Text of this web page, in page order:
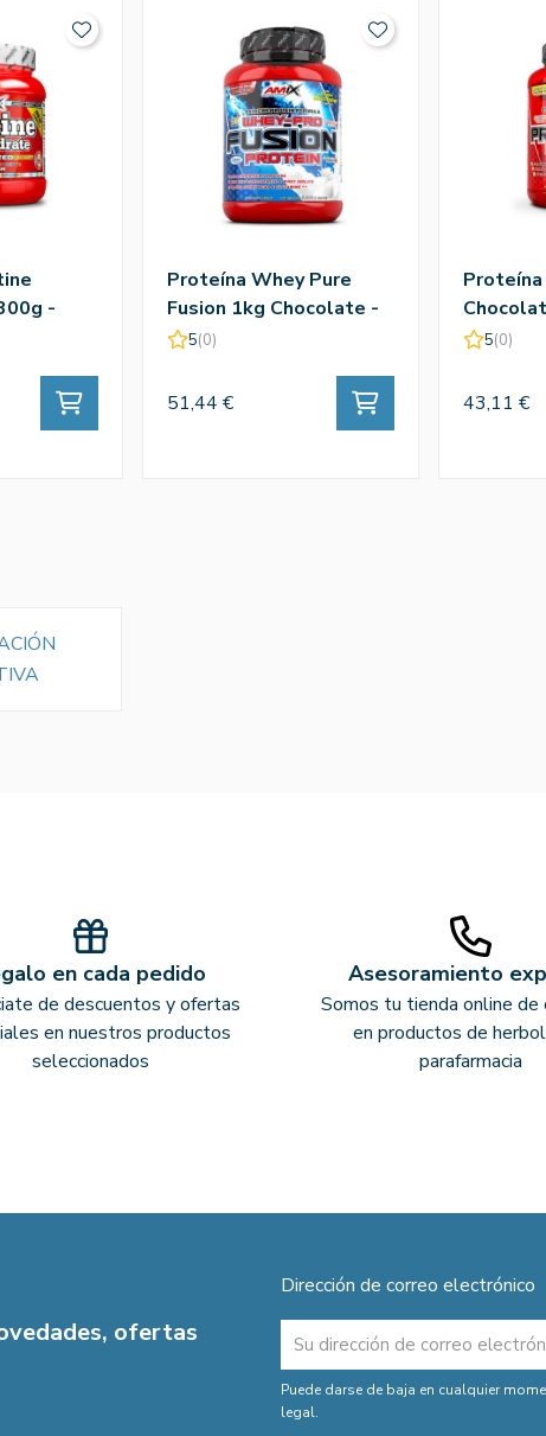
-
Proteína Whey Pure
Fusion 1kg Chocolate -
Amix
5(0)
51,44 €
5(0)
43,11 €
en cada pedido
de descuentos y ofertas
en nuestros productos
seleccionados
Asesoramiento
Somos tu tienda online de
en productos de
parafarmacia
ofertas
Dirección de correo electrónico
Puede darse de baja en cualquier
legal.